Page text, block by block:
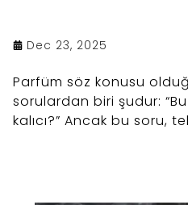
Dec 23, 2025
Parfüm söz konusu
sorulardan biri şudur: “Bu parfüm kaç saat
kalıcı?” Ancak bu soru, tek başına doğru bir
kadar süre